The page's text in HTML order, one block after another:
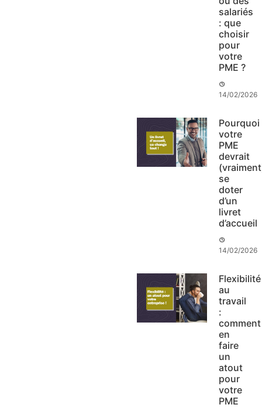
salariés
: que
choisir
pour
votre
PME ?
14/02/2026
Pourquoi
votre
PME
devrait
se
doter
d’un
livret
d’accueil
14/02/2026
Flexibilité
au
travail
:
comment
en
faire
un
atout
pour
votre
PME